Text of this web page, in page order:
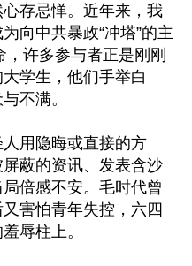
存忌惮。近年来，我
向中共暴政“冲塔”的主
许多参与者正是刚刚
学生，他们手举白
不满。
用隐晦或直接的方
蔽的资讯、发表含沙
倍感不安。毛时代曾
害怕青年失控，六四
辱柱上。